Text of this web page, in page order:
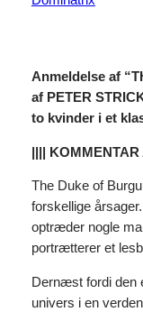
Anmeldelse af
af PETER
to kvinder i et
||||
The Duke of
forskellige
optræder nogle
portrætterer et
Dernæst fordi den
univers i en